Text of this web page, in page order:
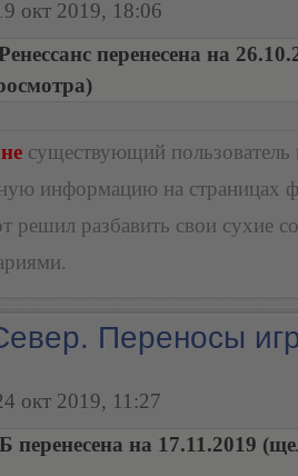
окт 2019, 18:06
перенесена на
не существующий пользователь
информацию на страницах
решил разбавить свои сухие
Переносы
окт 2019, 11:27
на 17.11.2019